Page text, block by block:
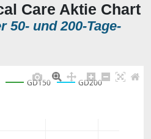
Care Aktie Chart
50- und 200-Tage-
GD150 GD200